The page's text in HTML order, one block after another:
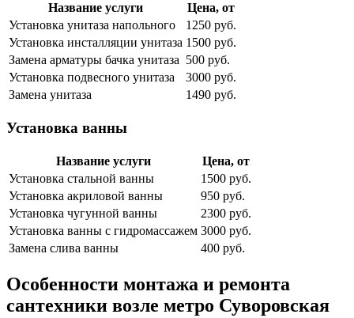
Название услуги
Цена, от
Установка унитаза напольного
1250 руб.
Установка инсталляции унитаза 1500 руб.
Замена арматуры бачка унитаза 500 руб.
Установка подвесного унитаза
3000 руб.
Замена унитаза
1490 руб.
Установка ванны
Название услуги
Цена, от
Установка стальной ванны
1500 руб.
Установка акриловой ванны
950 руб.
Установка чугунной ванны
2300 руб.
Установка ванны с гидромассажем 3000 руб.
Замена слива ванны
400 руб.
Особенности монтажа и ремонта
сантехники возле метро Суворовская